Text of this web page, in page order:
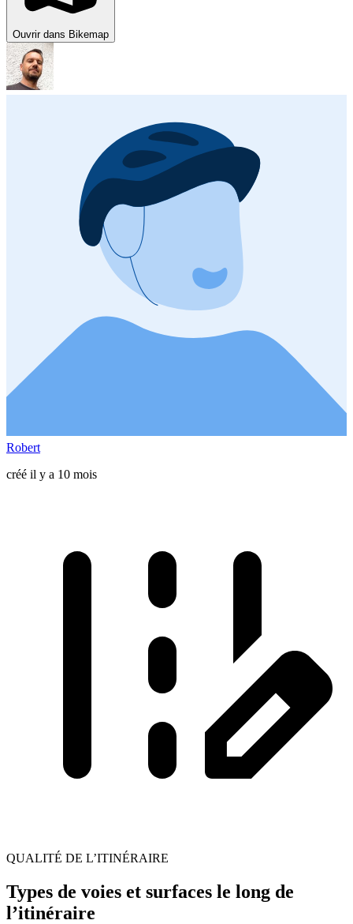
Ouvrir dans Bikemap
Robert
créé il y a 10 mois
QUALITÉ DE L’ITINÉRAIRE
Types de voies et surfaces le long de
l’itinéraire